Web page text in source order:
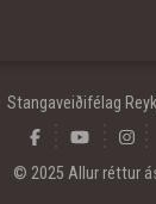
Stangaveiðifélag
© 2025 Allur réttur